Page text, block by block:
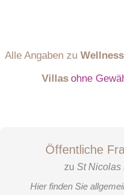
Alle Angaben zu
Villas ohne
Öffentliche
zu St Nicolas
Hier finden Sie